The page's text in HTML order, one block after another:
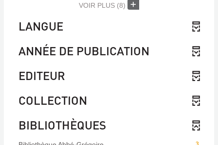
VOIR PLUS (8)
LANGUE
ANNÉE DE PUBLICATION
EDITEUR
COLLECTION
BIBLIOTHÈQUES